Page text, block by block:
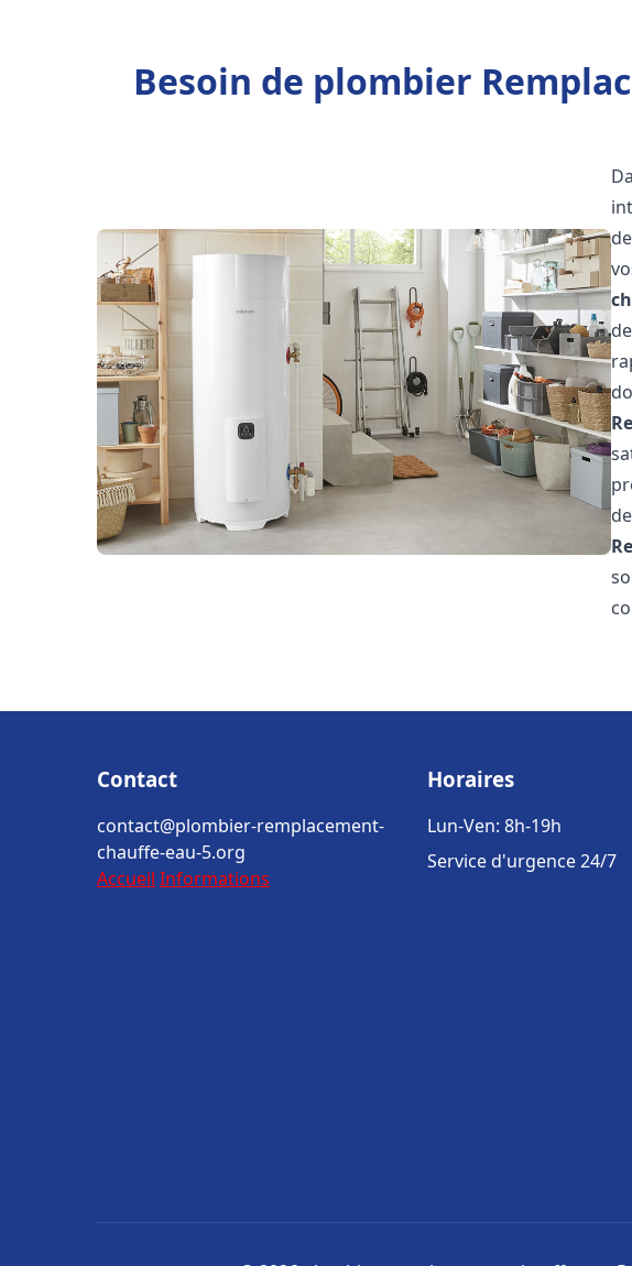
Besoin de plombier
Contact
contact@plombier-remplacement-
chauffe-eau-5.org
Accueil Informations
Horaires
Lun-Ven: 8h-19h
Service d'urgence 24/7